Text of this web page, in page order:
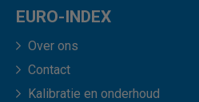
EURO-INDEX
Over ons
Contact
Kalibratie en onderhoud